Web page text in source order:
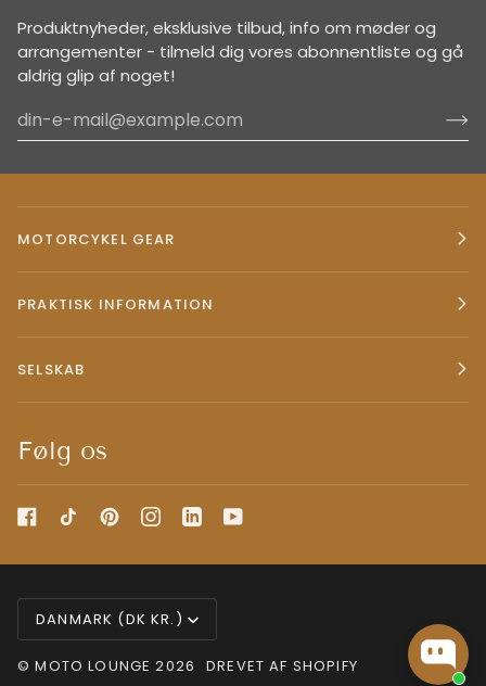
Produktnyheder, eksklusive tilbud, info om møder og
arrangementer - tilmeld dig vores abonnentliste og gå
aldrig glip af noget!
MOTORCYKEL GEAR
PRAKTISK INFORMATION
SELSKAB
Følg os
betalingsmiddel
DANMARK (DK KR.)
©MOTO LOUNGE2026 DREVET AF SHOPIFY